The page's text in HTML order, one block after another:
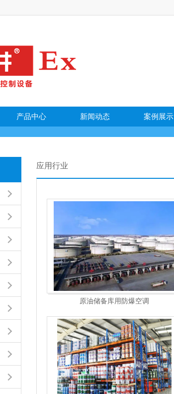
产品中心 新闻动态 案例展示
应用行业
原油储备库用防爆空调